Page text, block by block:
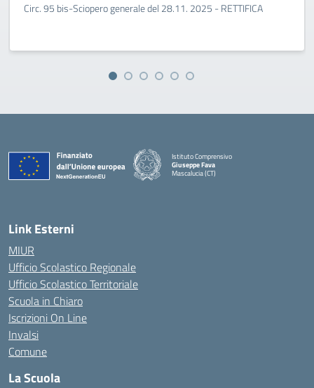
Circ. 95 bis-Sciopero generale del 28.11. 2025 - RETTIFICA
Istituto Comprensivo
Giuseppe Fava
Mascalucia (CT)
Link Esterni
MIUR
Ufficio Scolastico Regionale
Ufficio Scolastico Territoriale
Scuola in Chiaro
Iscrizioni On Line
Invalsi
Comune
La Scuola